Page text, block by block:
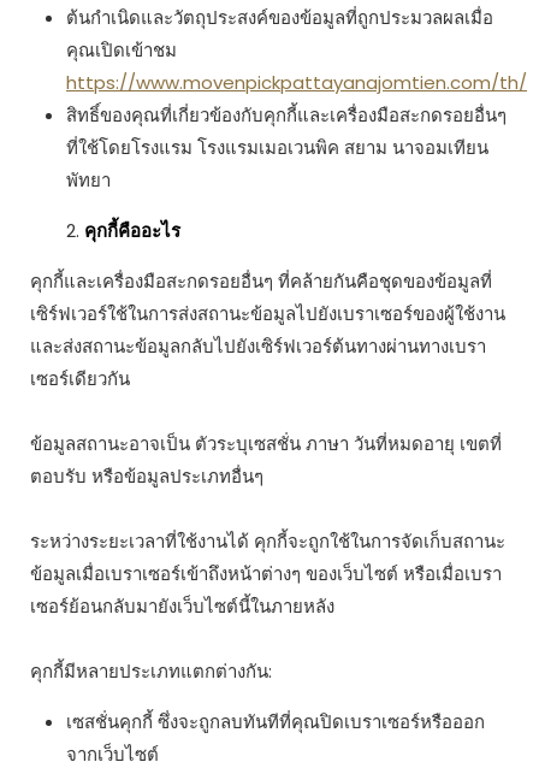
ต้นกำเนิดและวัตถุประสงค์ของข้อมูลที่ถูกประมวลผลเมื่อ
คุณเปิดเข้าชม
https://www.movenpickpattayanajomtien.com/th/
สิทธิ์ของคุณที่เกี่ยวข้องกับคุกกี้และเครื่องมือสะกดรอยอื่นๆ
ที่ใช้โดยโรงแรม โรงแรมเมอเวนพิค สยาม นาจอมเทียน
พัทยา
คุกกี้คืออะไร
คุกกี้และเครื่องมือสะกดรอยอื่นๆ ที่คล้ายกันคือชุดของข้อมูลที่
เซิร์ฟเวอร์ใช้ในการส่งสถานะข้อมูลไปยังเบราเซอร์ของผู้ใช้งาน
และส่งสถานะข้อมูลกลับไปยังเซิร์ฟเวอร์ต้นทางผ่านทางเบรา
เซอร์เดียวกัน
ข้อมูลสถานะอาจเป็น ตัวระบุเซสชั่น ภาษา วันที่หมดอายุ เขตที่
ตอบรับ หรือข้อมูลประเภทอื่นๆ
ระหว่างระยะเวลาที่ใช้งานได้ คุกกี้จะถูกใช้ในการจัดเก็บสถานะ
ข้อมูลเมื่อเบราเซอร์เข้าถึงหน้าต่างๆ ของเว็บไซต์ หรือเมื่อเบรา
เซอร์ย้อนกลับมายังเว็บไซต์นี้ในภายหลัง
คุกกี้มีหลายประเภทแตกต่างกัน:
เซสชั่นคุกกี้ ซึ่งจะถูกลบทันทีที่คุณปิดเบราเซอร์หรือออก
จากเว็บไซต์